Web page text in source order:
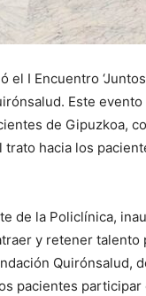
I Encuentro
Este
de Gipuzkoa,
hacia los
de la Policlínica,
y retener talento
Quirónsalud,
pacientes